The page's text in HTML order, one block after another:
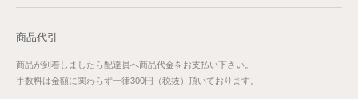
商品代引
商品が到着しましたら配達員へ商品代金をお支払い下さい。
手数料は金額に関わらず一律300円（税抜）頂いております。